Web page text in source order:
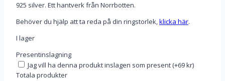
925 silver. Ett hantverk från Norrbotten.
Behöver du hjälp att ta reda på din ringstorlek,klicka här.
I lager
Presentinslagning
Jag vill ha denna produkt inslagen som present(+69 kr)
Totala produkter